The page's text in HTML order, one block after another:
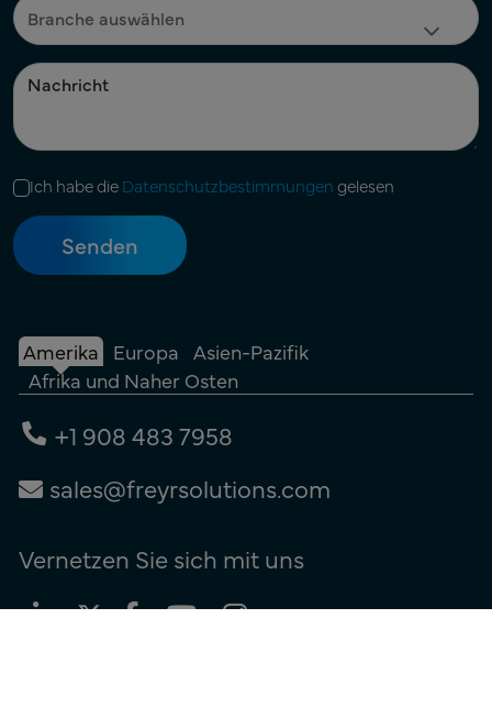
Ich habe dieDatenschutzbestimmungen gelesen
Amerika Europa Asien-Pazifik
Afrika und Naher Osten
+1 908 483 7958
sales@freyrsolutions.com
Vernetzen Sie sich mit uns